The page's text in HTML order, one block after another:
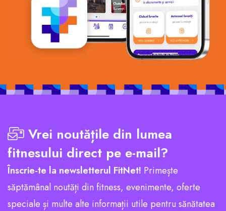
Vrei noutățile din lumea
fitnesului direct pe e-mail?
Înscrie-te la newsletterul FitNet! Primește
săptămânal noutăți din fitness, evenimente, oferte
speciale și multe alte informații utile pentru sănătatea